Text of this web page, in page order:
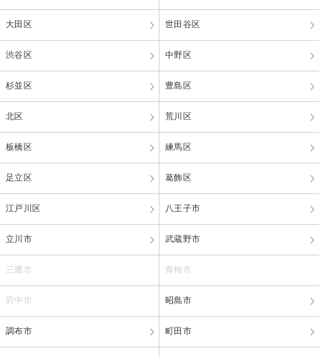
大田区 世田谷区
渋谷区 中野区
杉並区 豊島区
北区 荒川区
板橋区 練馬区
足立区 葛飾区
江戸川区 八王子市
立川市 武蔵野市
三鷹市 青梅市
府中市 昭島市
調布市 町田市